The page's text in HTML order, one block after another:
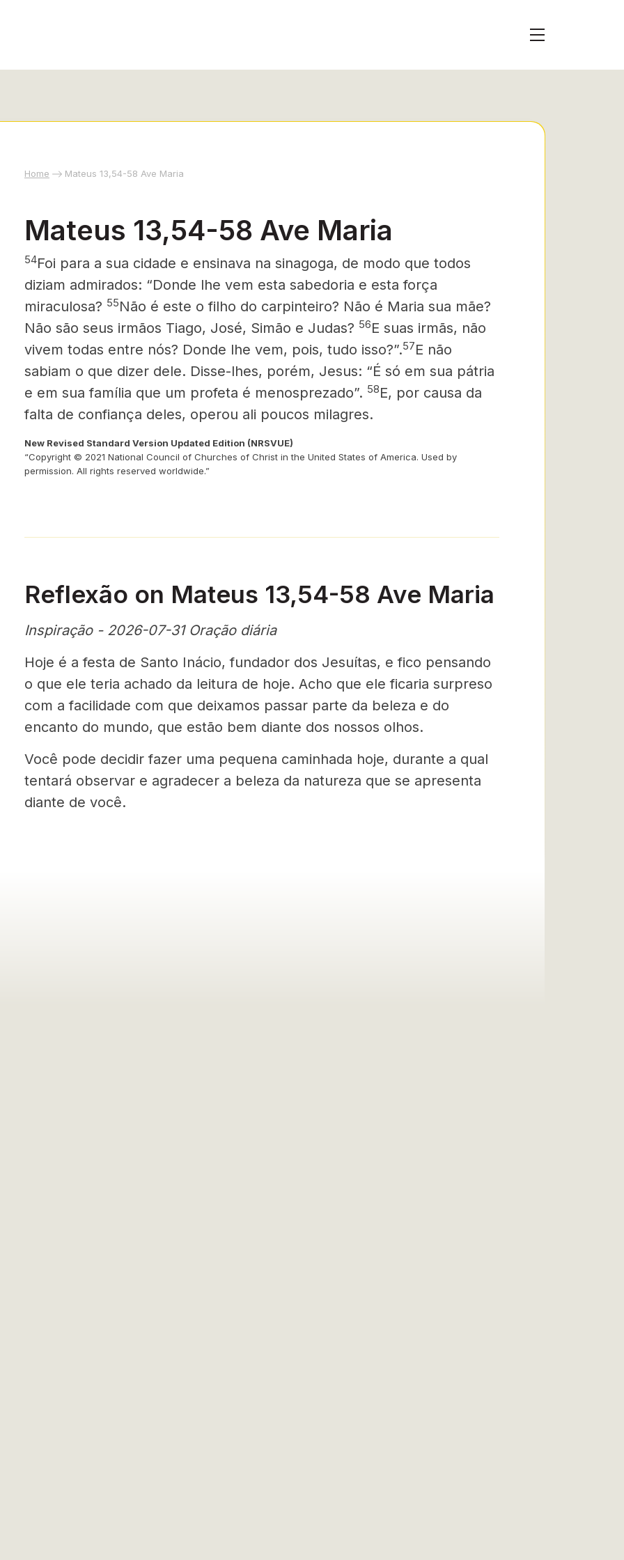
Home Mateus 13,54-58 Ave Maria
Mateus 13,54-58 Ave Maria
54Foi para a sua cidade e ensinava na sinagoga, de modo que todos
diziam admirados: “Donde lhe vem esta sabedoria e esta força
miraculosa? 55Não é este o filho do carpinteiro? Não é Maria sua mãe?
Não são seus irmãos Tiago, José, Simão e Judas? 56E suas irmãs, não
vivem todas entre nós? Donde lhe vem, pois, tudo isso?”.57E não
sabiam o que dizer dele. Disse-lhes, porém, Jesus: “É só em sua pátria
e em sua família que um profeta é menosprezado”. 58E, por causa da
falta de confiança deles, operou ali poucos milagres.
New Revised Standard Version Updated Edition (NRSVUE)
“Copyright © 2021 National Council of Churches of Christ in the United States of America. Used by
permission. All rights reserved worldwide.”
Reflexão on Mateus 13,54-58 Ave Maria
Inspiração - 2026-07-31 Oração diária
Hoje é a festa de Santo Inácio, fundador dos Jesuítas, e fico pensando
o que ele teria achado da leitura de hoje. Acho que ele ficaria surpreso
com a facilidade com que deixamos passar parte da beleza e do
encanto do mundo, que estão bem diante dos nossos olhos.
Você pode decidir fazer uma pequena caminhada hoje, durante a qual
tentará observar e agradecer a beleza da natureza que se apresenta
diante de você.